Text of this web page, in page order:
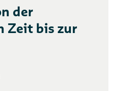
der
Zeit bis zur